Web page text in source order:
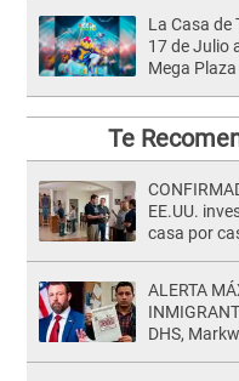
La Casa de
17 de Julio
Mega
Te
EE.UU.
casa por
ALERTA
DHS,